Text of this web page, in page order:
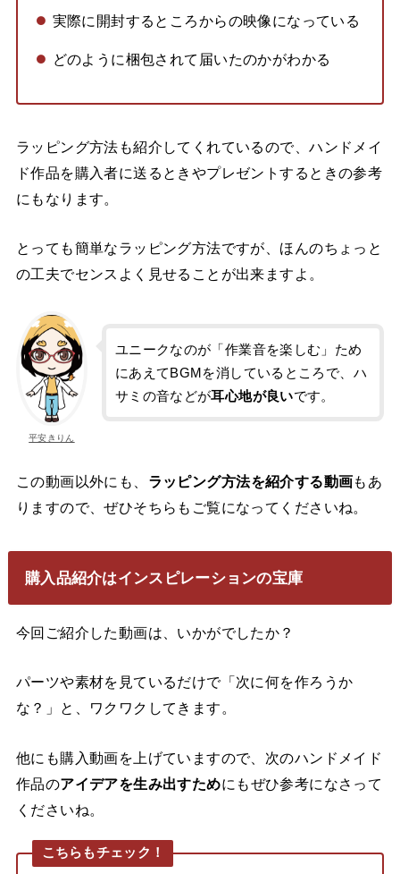
実際に開封するところからの映像になっている
どのように梱包されて届いたのかがわかる
ラッピング方法も紹介してくれているので、ハンドメイ
ド作品を購入者に送るときやプレゼントするときの参考
にもなります。
とっても簡単なラッピング方法ですが、ほんのちょっと
の工夫でセンスよく見せることが出来ますよ。
平安きりん
ユニークなのが「作業音を楽しむ」ため
にあえてBGMを消しているところで、ハ
サミの音などが耳心地が良いです。
この動画以外にも、 ラッピング方法を紹介する動画もあ
りますので、ぜひそちらもご覧になってくださいね。
購入品紹介はインスピレーションの宝庫
今回ご紹介した動画は、いかがでしたか？
パーツや素材を見ているだけで「次に何を作ろうか
な？」と、ワクワクしてきます。
他にも購入動画を上げていますので、次のハンドメイド
作品のアイデアを生み出すためにもぜひ参考になさって
くださいね。
こちらもチェック！